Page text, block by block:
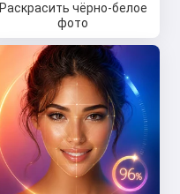
Раскрасить чёрно-белое
фото